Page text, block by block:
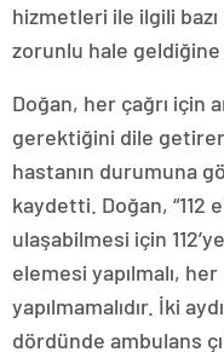
hizmetleri ile ilgili bazı
zorunlu hale geldiğine
Doğan, her çağrı için
gerektiğini dile
hastanın durumuna
kaydetti. Doğan,
ulaşabilmesi için
elemesi yapılmalı, her
yapılmamalıdır. İki
dördünde ambulans